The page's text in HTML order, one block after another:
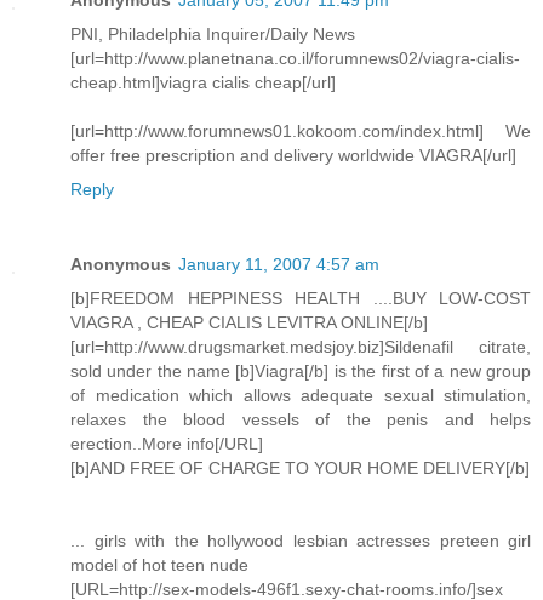
PNI, Philadelphia Inquirer/Daily News
[url=http://www.planetnana.co.il/forumnews02/viagra-cialis-
cheap.html]viagra cialis cheap[/url]
[url=http://www.forumnews01.kokoom.com/index.html] We
offer free prescription and delivery worldwide VIAGRA[/url]
Reply
Anonymous January 11, 2007 4:57 am
[b]FREEDOM HEPPINESS HEALTH ....BUY LOW-COST
VIAGRA , CHEAP CIALIS LEVITRA ONLINE[/b]
[url=http://www.drugsmarket.medsjoy.biz]Sildenafil citrate,
sold under the name [b]Viagra[/b] is the first of a new group
of medication which allows adequate sexual stimulation,
relaxes the blood vessels of the penis and helps
erection..More info[/URL]
[b]AND FREE OF CHARGE TO YOUR HOME DELIVERY[/b]
... girls with the hollywood lesbian actresses preteen girl
model of hot teen nude
[URL=http://sex-models-496f1.sexy-chat-rooms.info/]sex